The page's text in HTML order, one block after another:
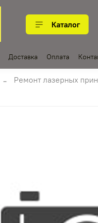
Каталог
Доставка Оплата
Ремонт лазерных